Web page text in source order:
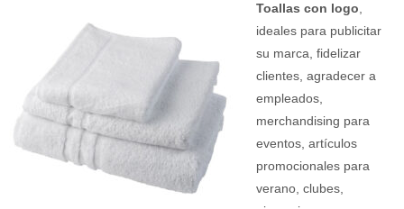
Toallas con logo
ideales para publicitar
su marca, fidelizar
clientes, agradecer a
empleados,
merchandising para
eventos, artículos
promocionales para
verano, clubes,